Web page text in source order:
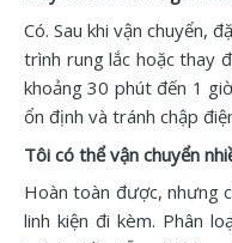
Có. Sau khi vận chuyển,
trình rung lắc hoặc thay
khoảng 30 phút đến 1
ổn định và tránh chập
Tôi có thể vận chuyển
Hoàn toàn được, nhưng
linh kiện đi kèm. Phân